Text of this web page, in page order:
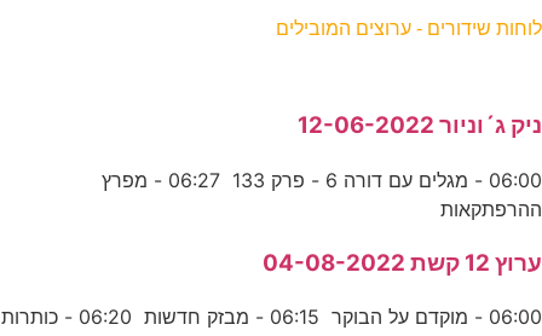
לוחות שידורים - ערוצים המובילים
ניק ג´וניור 12-06-2022
06:00 - מגלים עם דורה 6 - פרק 133 06:27 - מפרץ
ההרפתקאות
ערוץ 12 קשת 04-08-2022
06:00 - מוקדם על הבוקר 06:15 - מבזק חדשות 06:20 - כותרות